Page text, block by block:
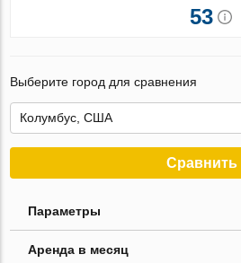
53
Выберите город для сравнения
Сравнить
Параметры
Аренда в месяц